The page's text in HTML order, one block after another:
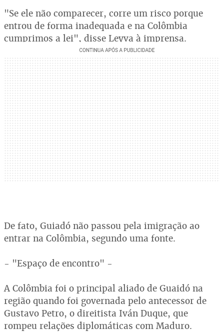
"Se ele não comparecer, corre um risco porque
entrou de forma inadequada e na Colômbia
cumprimos a lei", disse Leyva à imprensa.
De fato, Guiadó não passou pela imigração ao
entrar na Colômbia, segundo uma fonte.
- "Espaço de encontro" -
A Colômbia foi o principal aliado de Guaidó na
região quando foi governada pelo antecessor de
Gustavo Petro, o direitista Iván Duque, que
rompeu relações diplomáticas com Maduro.